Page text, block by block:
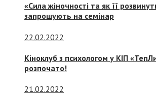
«Сила жіночності та як її
запрошують на семінар
22.02.2022
Кіноклуб з психологом у КІП
розпочато!
21.02.2022